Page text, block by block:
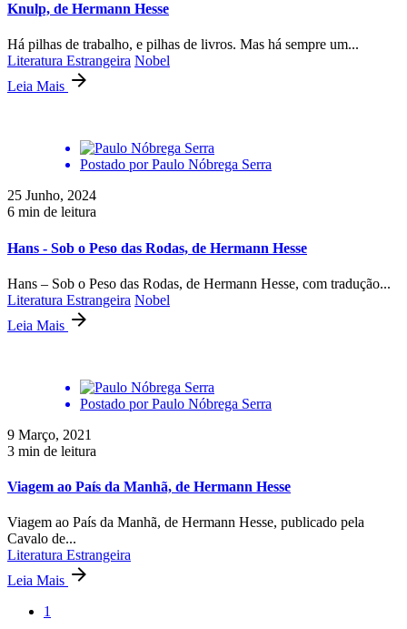
Knulp, de Hermann Hesse
Há pilhas de trabalho, e pilhas de livros. Mas há sempre um...
Literatura Estrangeira Nobel
Leia Mais
Postado por Paulo Nóbrega Serra
25 Junho, 2024
6 min de leitura
Hans - Sob o Peso das Rodas, de Hermann Hesse
Hans – Sob o Peso das Rodas, de Hermann Hesse, com tradução...
Literatura Estrangeira Nobel
Leia Mais
Postado por Paulo Nóbrega Serra
9 Março, 2021
3 min de leitura
Viagem ao País da Manhã, de Hermann Hesse
Viagem ao País da Manhã, de Hermann Hesse, publicado pela
Cavalo de...
Literatura Estrangeira
Leia Mais
1